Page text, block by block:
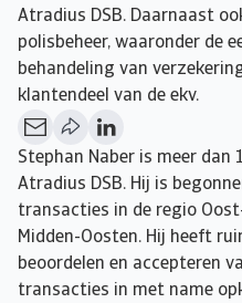
Atradius DSB. Daarnaast
polisbeheer, waaronder de
behandeling van
klantendeel van de ekv.
Stephan Naber is meer dan
Atradius DSB. Hij is
transacties in de regio
Midden-Oosten. Hij heeft
beoordelen en accepteren
transacties in met name